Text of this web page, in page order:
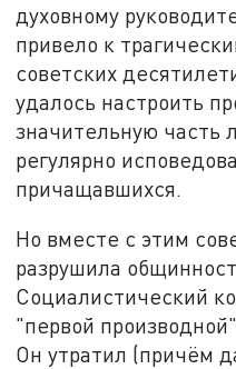
духовному
привело к
советских
удалось настроить
значительную часть
регулярно
причащавшихся.
Но вместе с этим
разрушила
Социалистический
"первой
Он утратил (причём